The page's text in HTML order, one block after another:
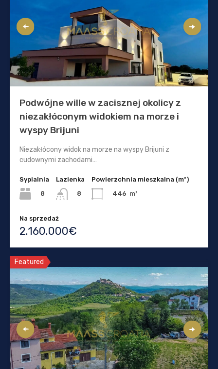
Podwójne wille w zacisznej okolicy z
niezakłóconym widokiem na morze i
wyspy Brijuni
Niezakłócony widok na morze na wyspy Brijuni z
cudownymi zachodami…
Sypialnia
8
Lazienka
8
Powierzchnia mieszkalna (m²)
446 m²
Na sprzedaż
2.160.000€
Featured